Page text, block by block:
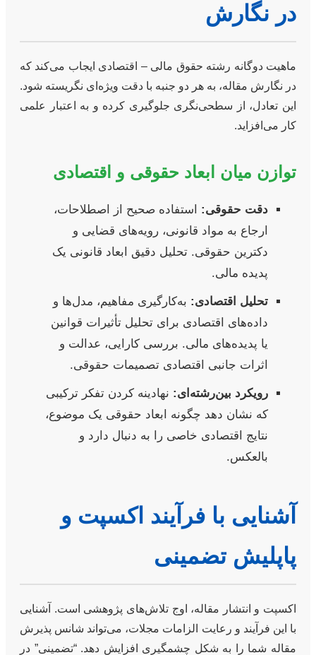
در نگارش
ماهیت دوگانه رشته حقوق مالی – اقتصادی ایجاب می‌کند که
در نگارش مقاله، به هر دو جنبه با دقت ویژه‌ای نگریسته شود.
این تعادل، از سطحی‌نگری جلوگیری کرده و به اعتبار علمی
کار می‌افزاید.
توازن میان ابعاد حقوقی و اقتصادی
دقت حقوقی: استفاده صحیح از اصطلاحات،
ارجاع به مواد قانونی، رویه‌های قضایی و
دکترین حقوقی. تحلیل دقیق ابعاد قانونی یک
پدیده مالی.
تحلیل اقتصادی: به‌کارگیری مفاهیم، مدل‌ها و
داده‌های اقتصادی برای تحلیل تأثیرات قوانین
یا پدیده‌های مالی. بررسی کارایی، عدالت و
اثرات جانبی اقتصادی تصمیمات حقوقی.
رویکرد بین‌رشته‌ای: نهادینه کردن تفکر ترکیبی
که نشان دهد چگونه ابعاد حقوقی یک موضوع،
نتایج اقتصادی خاصی را به دنبال دارد و
بالعکس.
آشنایی با فرآیند اکسپت و
پاپلیش تضمینی
اکسپت و انتشار مقاله، اوج تلاش‌های پژوهشی است. آشنایی
با این فرآیند و رعایت الزامات مجلات، می‌تواند شانس پذیرش
مقاله شما را به شکل چشمگیری افزایش دهد. “تضمینی” در